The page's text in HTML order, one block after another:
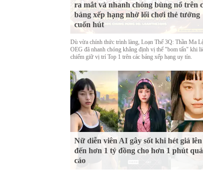
ra mắt và nhanh chóng bùng nổ trên
bảng xếp hạng nhờ lối chơi thẻ tướng
cuốn hút
Dù vừa chính thức trình làng, Loạn Thế 3Q: Thần Ma
OEG đã nhanh chóng khẳng định vị thế "bom tấn" khi
chiếm giữ vị trí Top 1 trên các bảng xếp hạng uy tín.
Nữ diễn viên AI gây sốt khi hét giá lên
đến hơn 1 tỷ đồng cho hơn 1 phút
cáo